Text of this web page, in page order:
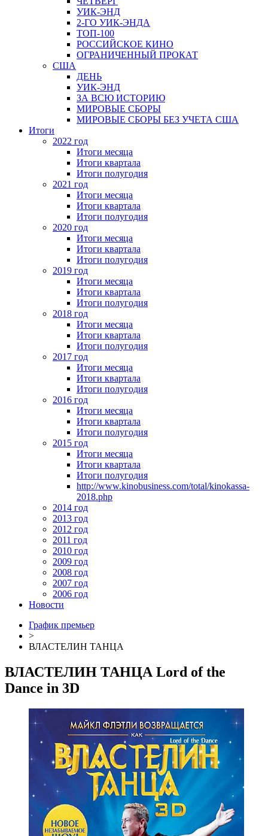
УИК-ЭНД
2-ГО УИК-ЭНДА
ТОП-100
РОССИЙСКОЕ КИНО
ОГРАНИЧЕННЫЙ ПРОКАТ
США
ДЕНЬ
УИК-ЭНД
ЗА ВСЮ ИСТОРИЮ
МИРОВЫЕ СБОРЫ
МИРОВЫЕ СБОРЫ БЕЗ УЧЕТА США
Итоги
2022 год
Итоги месяца
Итоги квартала
Итоги полугодия
2021 год
Итоги месяца
Итоги квартала
Итоги полугодия
2020 год
Итоги месяца
Итоги квартала
Итоги полугодия
2019 год
Итоги месяца
Итоги квартала
Итоги полугодия
2018 год
Итоги месяца
Итоги квартала
Итоги полугодия
2017 год
Итоги месяца
Итоги квартала
Итоги полугодия
2016 год
Итоги месяца
Итоги квартала
Итоги полугодия
2015 год
Итоги месяца
Итоги квартала
Итоги полугодия
http://www.kinobusiness.com/total/kinokassa-
2018.php
2014 год
2013 год
2012 год
2011 год
2010 год
2009 год
2008 год
2007 год
2006 год
Новости
График премьер
>
ВЛАСТЕЛИН ТАНЦА
ВЛАСТЕЛИН ТАНЦА Lord of the
Dance in 3D